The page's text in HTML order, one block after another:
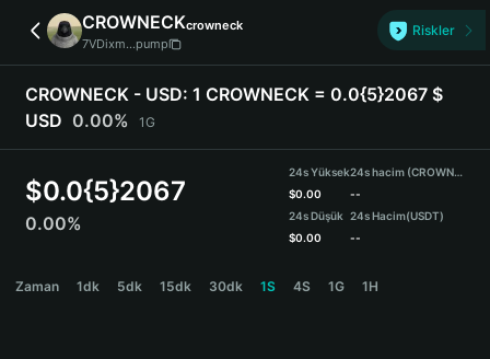
简体中文
繁體中文
Português (Portugal)
Bahasa Indonesia
ภาษาไทย
हिन्दी
Español
Português (Brasil)
CROWNECKcrowneck
7VDixm...pump
Riskler
CROWNECK - USD: 1 CROWNECK = 0.0{5}2067 $
USD 0.00% 1G
$0.0{5}2067
0.00%
24s Yüksek
$0.00
24s Düşük
$0.00
24s hacim (CROWNECK)
--
24s Hacim(USDT)
--
Zaman 1dk 5dk 15dk 30dk 1S 4S 1G 1H